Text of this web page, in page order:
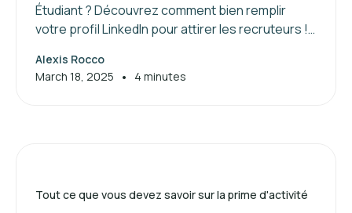
Étudiant ? Découvrez comment bien remplir
votre profil LinkedIn pour attirer les recruteurs !
compétences et booster votre réseau.
Alexis Rocco
March 18, 2025
• 4 minutes
Tout ce que vous devez savoir sur la prime d'activité